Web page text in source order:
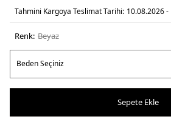
Tahmini Kargoya Teslimat Tarihi: 10.08.2026
Renk: beyaz
Sepete Ekle